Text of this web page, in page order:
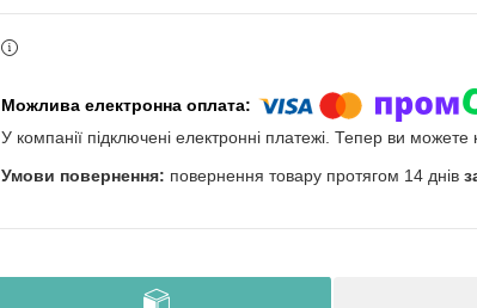
У компанії підключені електронні платежі. Тепер ви
повернення товару протягом 14 днів